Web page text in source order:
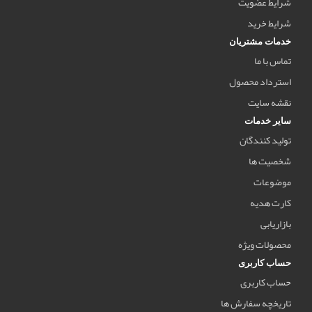
شرایط خرید
خدمات مشتریان
تماس با ما
استرداد محصول
نقشه سایت
سایر خدمات
تولید کنندگان
شخصیت ها
موضوعات
کارت هدیه
بازاریابی
محصولات ویژه
حساب کاربری
حساب کاربری
تاریخچه سفارش ها